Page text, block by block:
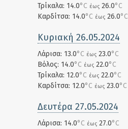
Τρίκαλα: 14.0°C έως 26.0°C
Καρδίτσα: 14.0°C έως 26.0°C
Κυριακή 26.05.2024
Λάρισα: 13.0°C έως 23.0°C
Βόλος: 14.0°C έως 22.0°C
Τρίκαλα: 12.0°C έως 22.0°C
Καρδίτσα: 12.0°C έως 23.0°C
Δευτέρα 27.05.2024
Λάρισα: 14.0°C έως 27.0°C